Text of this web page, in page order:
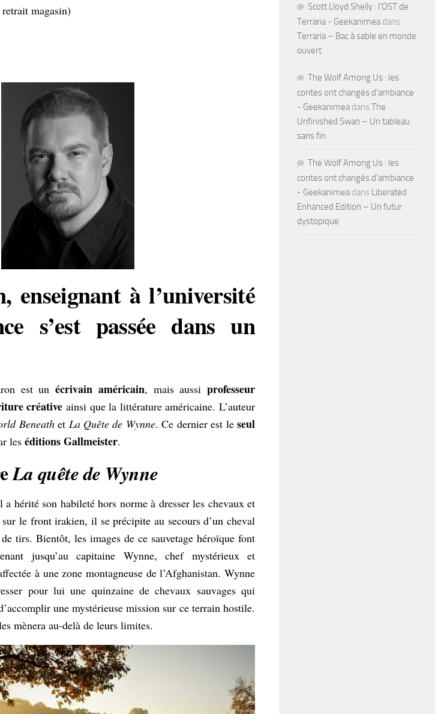
magasin)
enseignant à l’université
s’est passée dans un
est un écrivain américain, mais aussi professeur
créative ainsi que la littérature américaine. L’auteur
Beneathet La Quête de Wynne. Ce dernier est le seul
les éditions Gallmeister.
La quête de Wynne
hérité son habileté hors norme à dresser les chevaux et
sur le front irakien, il se précipite au secours d’un cheval
tirs. Bientôt, les images de ce sauvetage héroïque font
jusqu’au capitaine Wynne, chef mystérieux et
à une zone montagneuse de l’Afghanistan. Wynne
pour lui une quinzaine de chevaux sauvages qui
une mystérieuse mission sur ce terrain hostile.
mènera au-delà de leurs limites.
Scott Lloyd Shelly : l'OST de
Terraria - Geekanimeadans
Terraria – Bac à sable en monde
ouvert
The Wolf Among Us : les
contes ont changés d'ambiance
- Geekanimeadans The
Unfinished Swan – Un tableau
sans fin
The Wolf Among Us : les
contes ont changés d'ambiance
- Geekanimeadans Liberated
Enhanced Edition – Un futur
dystopique